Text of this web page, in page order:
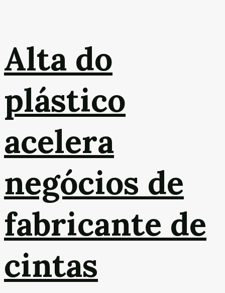
Alta do
plástico
acelera
negócios de
fabricante de
cintas